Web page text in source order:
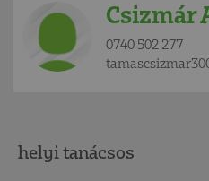
Csizmár
0740 502 277
helyi tanácsos